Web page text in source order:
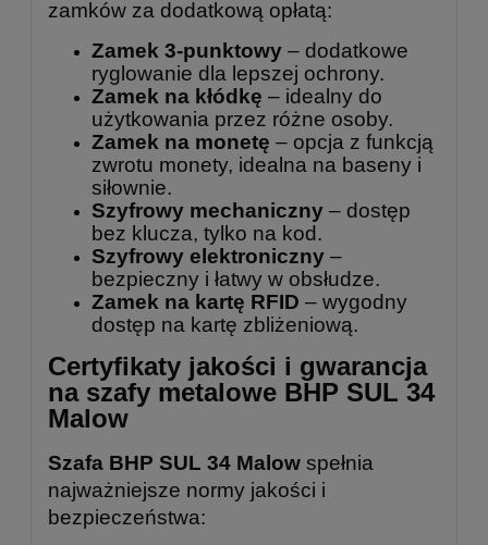
zamków za dodatkową opłatą:
Zamek 3-punktowy – dodatkowe
ryglowanie dla lepszej ochrony.
Zamek na kłódkę – idealny do
użytkowania przez różne osoby.
Zamek na monetę – opcja z funkcją
zwrotu monety, idealna na baseny i
siłownie.
Szyfrowy mechaniczny – dostęp
bez klucza, tylko na kod.
Szyfrowy elektroniczny –
bezpieczny i łatwy w obsłudze.
Zamek na kartę RFID – wygodny
dostęp na kartę zbliżeniową.
Certyfikaty jakości i gwarancja
na szafy metalowe BHP SUL 34
Malow
Szafa BHP SUL 34 Malow spełnia
najważniejsze normy jakości i
bezpieczeństwa: